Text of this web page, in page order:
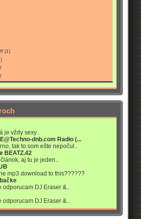
(1)
je vždy sexy..
dnb.com Radio (...
tak to som ešte nepočul..
BEATZ.42
aj tu je jeden..
mp3 download to this??????
odporucam DJ Eraser &..
odporucam DJ Eraser &..